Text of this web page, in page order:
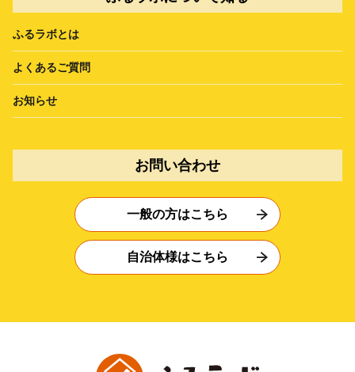
ふるラボとは
よくあるご質問
お知らせ
お問い合わせ
一般の方はこちら
自治体様はこちら